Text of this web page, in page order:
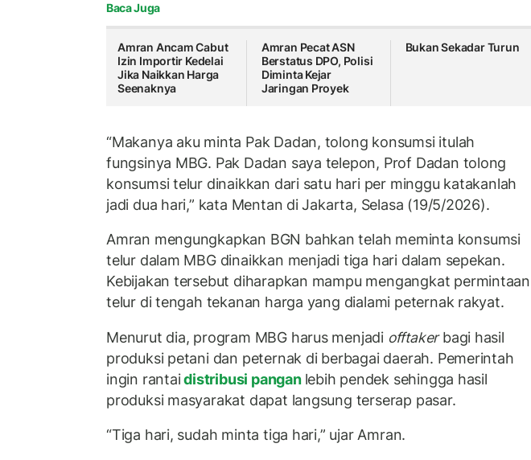
Baca Juga
Amran Ancam Cabut
Izin Importir Kedelai
Jika Naikkan Harga
Seenaknya
Amran Pecat ASN
Berstatus DPO, Polisi
Diminta Kejar
Jaringan Proyek
Bukan Sekadar Turun
“Makanya aku minta Pak Dadan, tolong konsumsi itulah
fungsinya MBG. Pak Dadan saya telepon, Prof Dadan tolong
konsumsi telur dinaikkan dari satu hari per minggu katakanlah
jadi dua hari,” kata Mentan di Jakarta, Selasa (19/5/2026).
Amran mengungkapkan BGN bahkan telah meminta konsumsi
telur dalam MBG dinaikkan menjadi tiga hari dalam sepekan.
Kebijakan tersebut diharapkan mampu mengangkat permintaan
telur di tengah tekanan harga yang dialami peternak rakyat.
Menurut dia, program MBG harus menjadi offtakerbagi hasil
produksi petani dan peternak di berbagai daerah. Pemerintah
ingin rantaidistribusi pangan lebih pendek sehingga hasil
produksi masyarakat dapat langsung terserap pasar.
“Tiga hari, sudah minta tiga hari,” ujar Amran.